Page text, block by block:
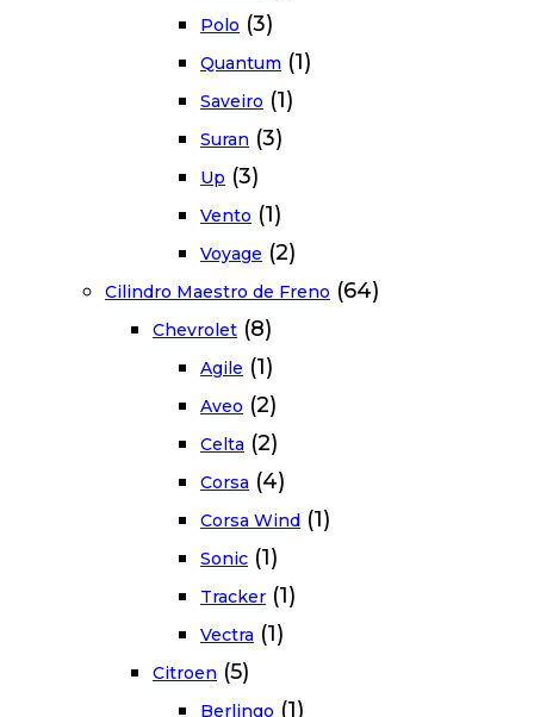
Polo (3)
Quantum (1)
Saveiro (1)
Suran (3)
Up (3)
Vento (1)
Voyage (2)
Cilindro Maestro de Freno (64)
Chevrolet (8)
Agile (1)
Aveo (2)
Celta (2)
Corsa (4)
Corsa Wind (1)
Sonic (1)
Tracker (1)
Vectra (1)
Citroen (5)
Berlingo (1)